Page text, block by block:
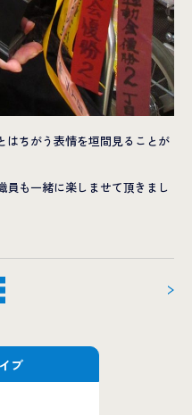
はちがう表情を垣間見ることが
員も一緒に楽しませて頂きまし
ブ